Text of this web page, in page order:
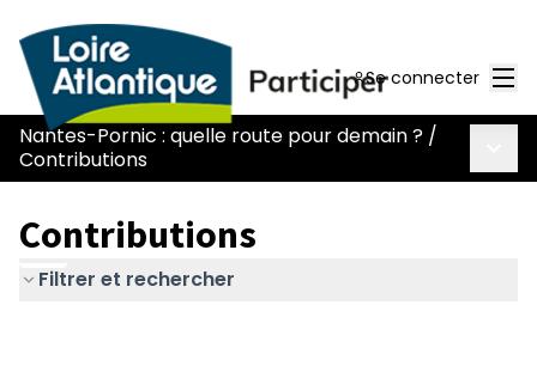
Se connecter
Nantes-Pornic : quelle route pour demain ? /
Contributions
Contributions
Filtrer et rechercher